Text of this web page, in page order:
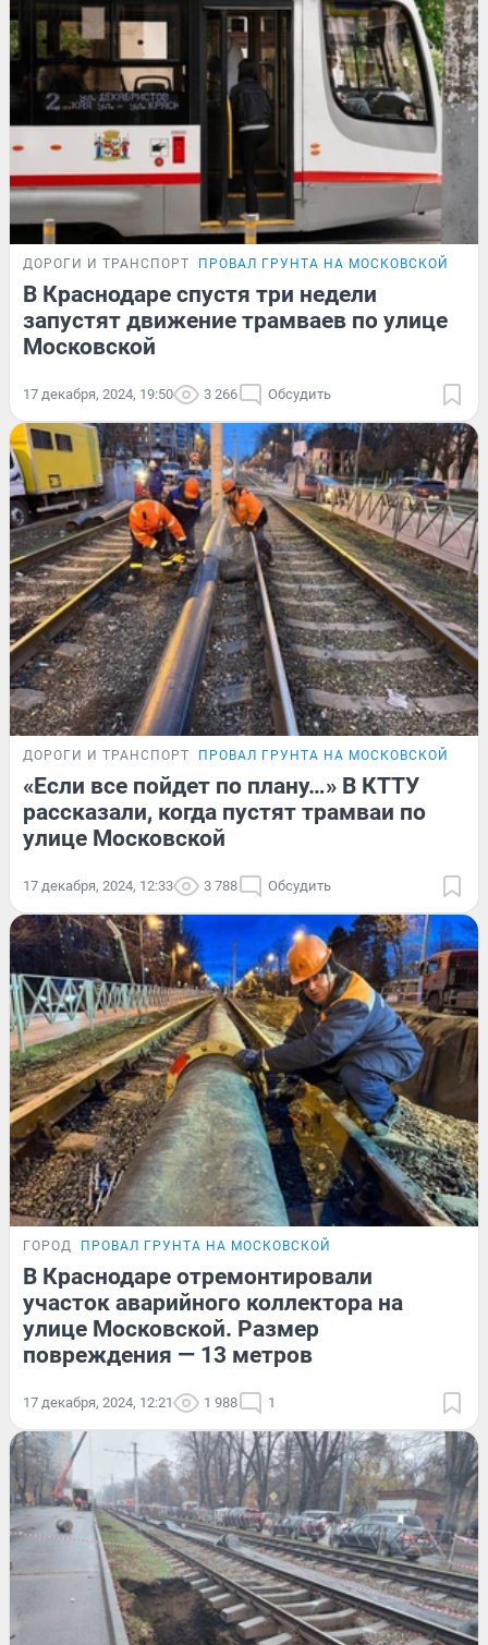
ДОРОГИ И ТРАНСПОРТ ПРОВАЛ ГРУНТА НА МОСКОВСКОЙ
В Краснодаре спустя три недели
запустят движение трамваев по улице
Московской
17 декабря, 2024, 19:50 3 266 Обсудить
ДОРОГИ И ТРАНСПОРТ ПРОВАЛ ГРУНТА НА МОСКОВСКОЙ
«Если все пойдет по плану…» В КТТУ
рассказали, когда пустят трамваи по
улице Московской
17 декабря, 2024, 12:33 3 788 Обсудить
ГОРОД ПРОВАЛ ГРУНТА НА МОСКОВСКОЙ
В Краснодаре отремонтировали
участок аварийного коллектора на
улице Московской. Размер
повреждения — 13 метров
17 декабря, 2024, 12:21 1 988 1